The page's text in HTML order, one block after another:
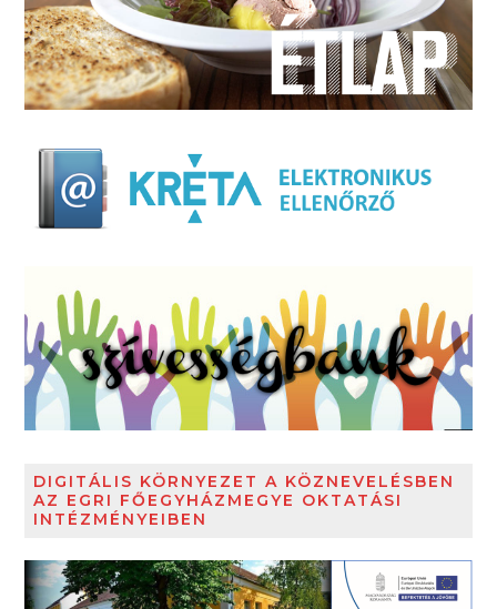
DIGITÁLIS KÖRNYEZET A KÖZNEVELÉSBEN
AZ EGRI FŐEGYHÁZMEGYE OKTATÁSI
INTÉZMÉNYEIBEN